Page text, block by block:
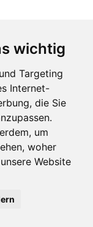
wichtig
Targeting
Internet-
die Sie
um
woher
Website